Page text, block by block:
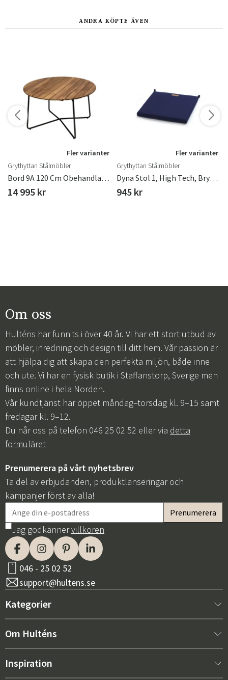
ANDRA KÖPTE ÄVEN
Fler varianter
Grythyttan Stålmöbler
Bord 9A 120 Cm Obehandlad Teak / Svart Stativ
14 995 kr
Fler varianter
Grythyttan Stålmöbler
Dyna Stol 1, High Tech, Bryggeristol Blå
945 kr
Om oss
Hulténs har funnits i över 40 år. Vi har ett stort utbud av
möbler, inredning och design till ditt hem. Vår passion är
att hjälpa dig att skapa den perfekta miljön, både inne
och ute. Vi har en fysisk butik i Staffanstorp, Sverige men
finns online i hela Norden.
Vår kundtjänst har öppet måndag–torsdag kl. 9–15 samt
fredagar kl. 9–12.
Du når oss på telefon 046 25 02 52 eller via detta
formuläret
Prenumerera på vårt nyhetsbrev
Ta del av erbjudanden, produktlanseringar och
kampanjer först av alla!
Jag godkännervillkoren
046 - 25 02 52
support@hultens.se
Kategorier
Nytt hos oss
Om Hulténs
Om Hulténs
Inspiration